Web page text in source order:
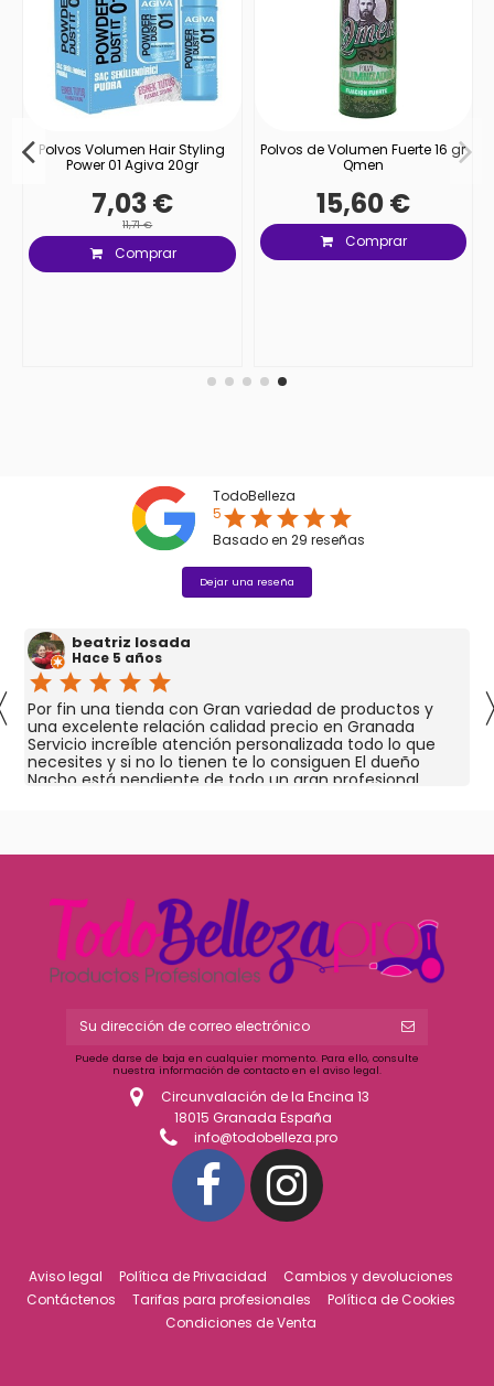
Polvos Volumen Hair Styling
Power 01 Agiva 20gr
7,03 €
11,71 €
Comprar
Polvos de Volumen Fuerte 16 gr
Qmen
15,60 €
Comprar
TodoBelleza
5starstarstarstarstar
Basado en 29 reseñas
Dejar una reseña
beatriz losada
Hace 5 años
star star star star star
Por fin una tienda con Gran variedad de productos y
una excelente relación calidad precio en Granada
Servicio increíble atención personalizada todo lo que
necesites y si no lo tienen te lo consiguen El dueño
Nacho está pendiente de todo un gran profesional
Puede darse de baja en cualquier momento. Para ello, consulte
nuestra información de contacto en el aviso legal.
Circunvalación de la Encina 13
18015 Granada España
info@todobelleza.pro
Aviso legal Política de Privacidad
Cambios y devoluciones
Contáctenos
Tarifas para profesionales
Política de Cookies
Condiciones de Venta